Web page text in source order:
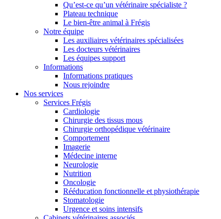
Qu’est-ce qu’un vétérinaire spécialiste ?
Plateau technique
Le bien-être animal à Frégis
Notre équipe
Les auxiliaires vétérinaires spécialisées
Les docteurs vétérinaires
Les équipes support
Informations
Informations pratiques
Nous rejoindre
Nos services
Services Frégis
Cardiologie
Chirurgie des tissus mous
Chirurgie orthopédique vétérinaire
Comportement
Imagerie
Médecine interne
Neurologie
Nutrition
Oncologie
Rééducation fonctionnelle et physiothérapie
Stomatologie
Urgence et soins intensifs